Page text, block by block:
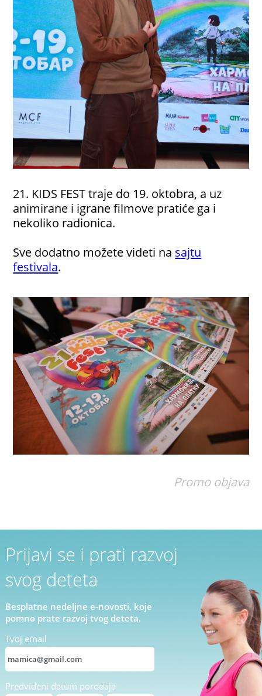
21. KIDS FEST traje do 19. oktobra, a uz
animirane i igrane filmove pratiće ga i
nekoliko radionica.
Sve dodatno možete videti na sajtu
festivala.
Promo objava
Prijavi se i prati razvoj
svog deteta
Besplatne nedeljne e-novosti, koje
pomno prate razvoj tvog deteta.
Tvoj email
Predviđeni datum porođaja